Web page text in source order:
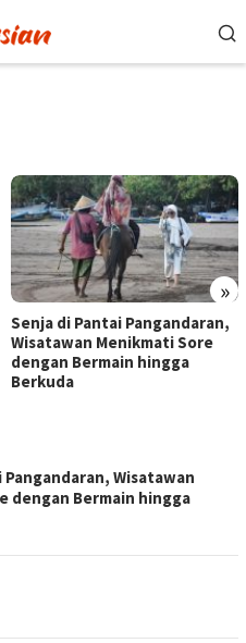
»
Senja di Pantai Pangandaran,
Wisatawan Menikmati Sore
dengan Bermain hingga
Berkuda
Pangandaran, Wisatawan
dengan Bermain hingga